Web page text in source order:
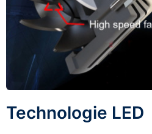
Technologie LED